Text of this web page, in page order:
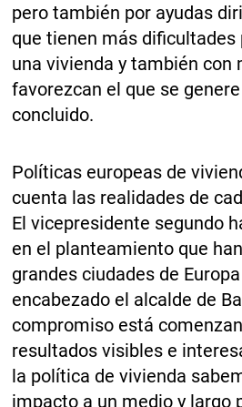
pero también por ayudas
que tienen más dificultades
una vivienda y también con
favorezcan el que se
concluido.
Políticas europeas de
cuenta las realidades de
El vicepresidente segundo
en el planteamiento que
grandes ciudades de
encabezado el alcalde de
compromiso está
resultados visibles e
la política de vivienda
impacto a un medio y largo